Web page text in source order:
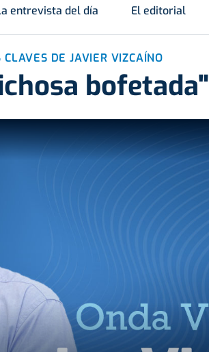
entrevista del día El editorial
CLAVES DE JAVIER VIZCAÍNO
bofetada"